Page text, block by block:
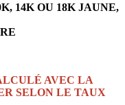
14K OU 18K JAUNE,
AVEC LA
SELON LE TAUX